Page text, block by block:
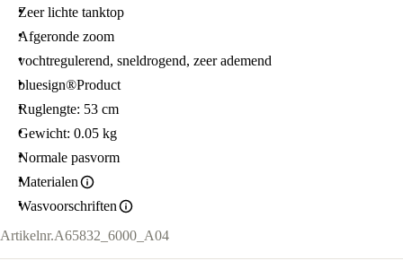
Zeer lichte tanktop
Afgeronde zoom
vochtregulerend, sneldrogend, zeer ademend
bluesign®Product
Ruglengte: 53 cm
Gewicht: 0.05 kg
Normale pasvorm
Materialen
Wasvoorschriften
Artikelnr.A65832_6000_A04